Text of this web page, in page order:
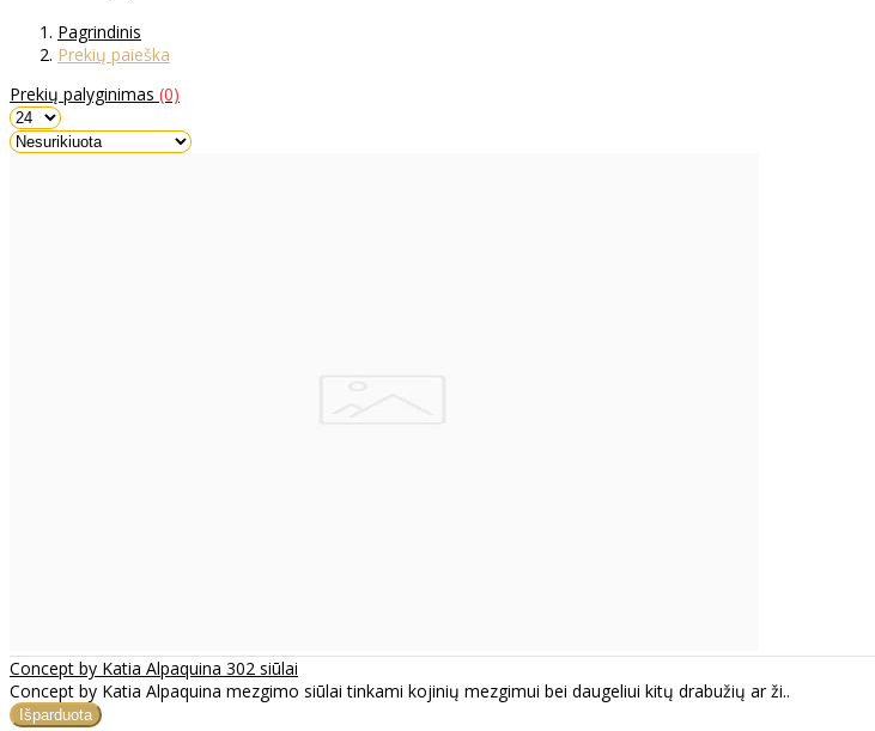
Pagrindinis
Prekių paieška
Prekių palyginimas (0)
Concept by Katia Alpaquina 302 siūlai
Concept by Katia Alpaquina mezgimo siūlai tinkami kojinių mezgimui bei daugeliui kitų drabužių ar ži..